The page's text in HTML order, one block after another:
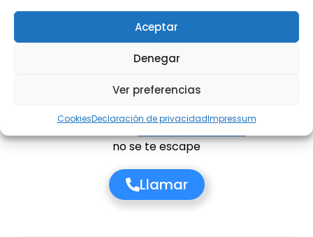
Aceptar
Denegar
Ver preferencias
CookiesDeclaración de privacidadImpressum
Si te interesa este vehículo,no te reprimas!
Rellena este breve
formulario para reservarle. O
botón de llamada
no se te escape
Llamar